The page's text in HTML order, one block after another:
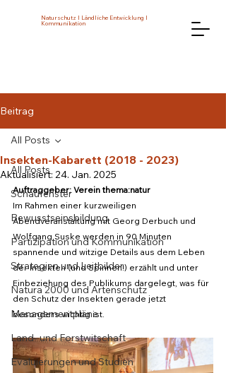
Naturschutz I Ländliche Entwicklung I
Kommunikation
Beitrag
All Posts
Schaufenster
Bewusstseinsbildung
Partizipation und Kommunikation
Strategien und Leitbilder
Natura 2000 und Artenschutz
Managementpläne
Land- und Forstwitschaft
Evaluierungen und Studien
All Posts
Insekten-Kabarett (2018 - 2023)
Aktualisiert: 24. Jan. 2025
Auftraggeber: Verein thema:natur
Im Rahmen einer kurzweiligen
Abendveranstaltung mit Georg Derbuch und
Wolfgang Suske werden in 90 Minuten
spannende und witzige Details aus dem Leben
der Insekten (und Spinnen!) erzählt und unter
Einbeziehung des Publikums dargelegt, was für
den Schutz der Insekten gerade jetzt
besonders wichtig ist.